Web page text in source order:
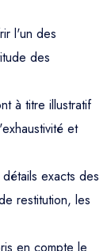
l'un des
des
à titre illustratif
et
exacts des
restitution, les